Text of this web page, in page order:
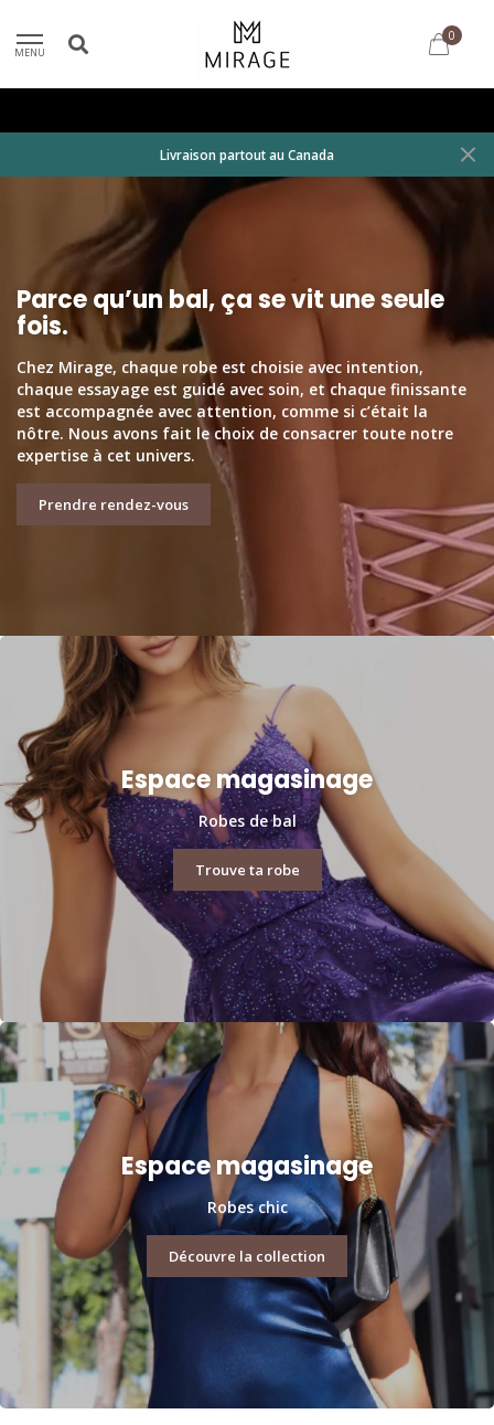
MENU
0
Livraison partout au Canada
Parce qu’un bal, ça se vit une seule
fois.
Chez Mirage, chaque robe est choisie avec intention,
chaque essayage est guidé avec soin, et chaque finissante
est accompagnée avec attention, comme si c’était la
nôtre. Nous avons fait le choix de consacrer toute notre
expertise à cet univers.
Prendre rendez-vous
Espace magasinage
Robes de bal
Trouve ta robe
Espace magasinage
Robes chic
Découvre la collection